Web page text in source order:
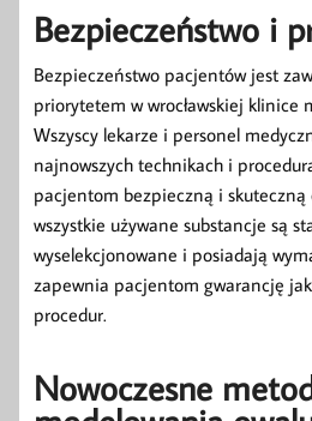
Bezpieczeństwo i
Bezpieczeństwo pacjentów jest
priorytetem w wrocławskiej klinice
Wszyscy lekarze i personel
najnowszych technikach i
pacjentom bezpieczną i skuteczną
wszystkie używane substancje są
wyselekcjonowane i posiadają
zapewnia pacjentom gwarancję
procedur.
Nowoczesne